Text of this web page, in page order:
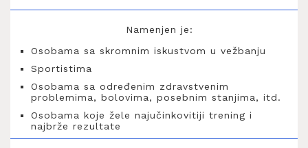
Namenjen je:
Osobama sa skromnim iskustvom u vežbanju
Sportistima
Osobama sa određenim zdravstvenim
problemima, bolovima, posebnim stanjima, itd.
Osobama koje žele najučinkovitiji trening i
najbrže rezultate